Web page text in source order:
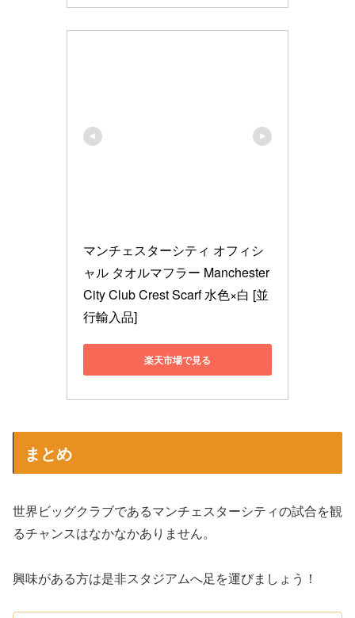
マンチェスターシティ オフィシ
ャル タオルマフラー Manchester
City Club Crest Scarf 水色×白 [並
行輸入品]
楽天市場で見る
まとめ
世界ビッグクラブであるマンチェスターシティの試合を観
るチャンスはなかなかありません。
興味がある方は是非スタジアムへ足を運びましょう！